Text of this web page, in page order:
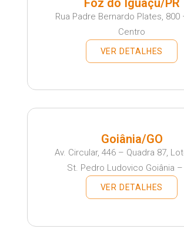
Rua Padre Bernardo Plates, 800
Centro
VER DETALHES
Goiânia/GO
Av. Circular, 446 – Quadra 87,
St. Pedro Ludovico Goiânia –
VER DETALHES